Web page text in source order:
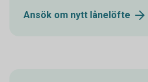
Ansök om nytt lånelöfte